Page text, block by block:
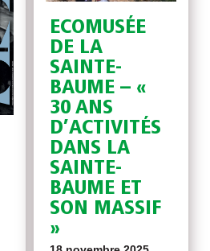
ECOMUSÉE
DE LA
SAINTE-
BAUME – «
30 ANS
D’ACTIVITÉS
DANS LA
SAINTE-
BAUME ET
SON MASSIF
»